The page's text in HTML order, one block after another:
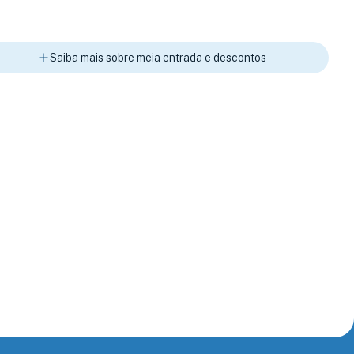
Saiba mais sobre meia entrada e descontos